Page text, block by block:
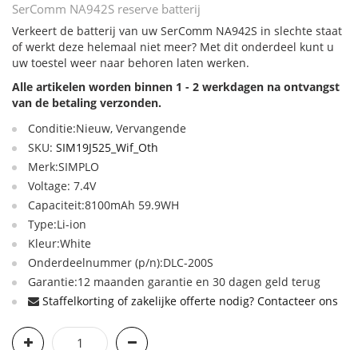
SerComm NA942S reserve batterij
Verkeert de batterij van uw SerComm NA942S in slechte staat
of werkt deze helemaal niet meer? Met dit onderdeel kunt u
uw toestel weer naar behoren laten werken.
Alle artikelen worden binnen 1 - 2 werkdagen na ontvangst
van de betaling verzonden.
Conditie:Nieuw, Vervangende
SKU: SIM19J525_Wif_Oth
Merk:SIMPLO
Voltage: 7.4V
Capaciteit:8100mAh 59.9WH
Type:Li-ion
Kleur:White
Onderdeelnummer (p/n):DLC-200S
Garantie:12 maanden garantie en 30 dagen geld terug
Staffelkorting of zakelijke offerte nodig? Contacteer ons